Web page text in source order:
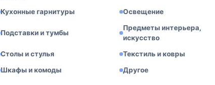
Кухонные гарнитуры Освещение
Подставки и тумбы
Предметы интерьера,
искусство
Столы и стулья
Текстиль и ковры
Шкафы и комоды
Другое